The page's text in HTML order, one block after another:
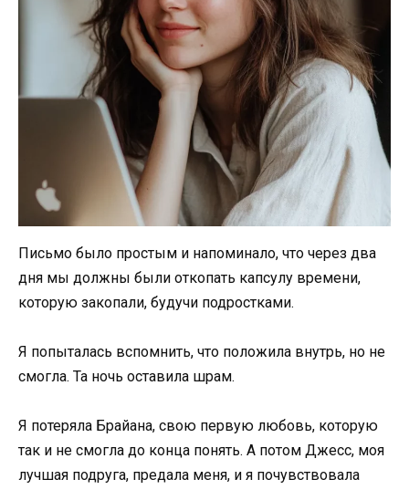
Письмо было простым и напоминало, что через два
дня мы должны были откопать капсулу времени,
которую закопали, будучи подростками.
Я попыталась вспомнить, что положила внутрь, но не
смогла. Та ночь оставила шрам.
Я потеряла Брайана, свою первую любовь, которую
так и не смогла до конца понять. А потом Джесс, моя
лучшая подруга, предала меня, и я почувствовала